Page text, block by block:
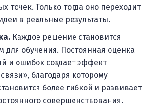
точек. Только тогда оно переходит
в реальные результаты.
Каждое решение становится
для обучения. Постоянная оценка
и ошибок создает эффект
благодаря которому
более гибкой и развивает
совершенствования.